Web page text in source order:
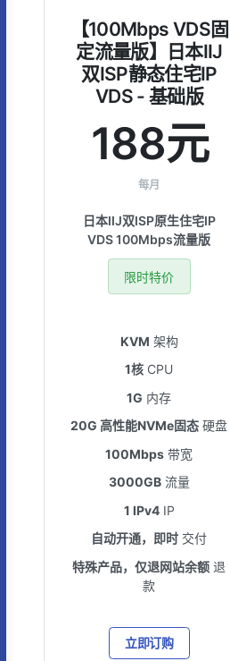
【100Mbps VDS固
定流量版】日本IIJ
双ISP静态住宅IP
VDS - 基础版
188元
每月
日本IIJ双ISP原生住宅IP
VDS 100Mbps流量版
限时特价
KVM 架构
1核 CPU
1G 内存
20G 高性能NVMe固态 硬盘
100Mbps 带宽
3000GB流量
1 IPv4IP
自动开通，即时 交付
特殊产品，仅退网站余额 退
款
立即订购